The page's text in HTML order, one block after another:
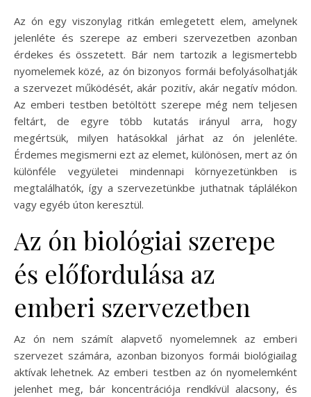
Az ón egy viszonylag ritkán emlegetett elem, amelynek
jelenléte és szerepe az emberi szervezetben azonban
érdekes és összetett. Bár nem tartozik a legismertebb
nyomelemek közé, az ón bizonyos formái befolyásolhatják
a szervezet működését, akár pozitív, akár negatív módon.
Az emberi testben betöltött szerepe még nem teljesen
feltárt, de egyre több kutatás irányul arra, hogy
megértsük, milyen hatásokkal járhat az ón jelenléte.
Érdemes megismerni ezt az elemet, különösen, mert az ón
különféle vegyületei mindennapi környezetünkben is
megtalálhatók, így a szervezetünkbe juthatnak táplálékon
vagy egyéb úton keresztül.
Az ón biológiai szerepe
és előfordulása az
emberi szervezetben
Az ón nem számít alapvető nyomelemnek az emberi
szervezet számára, azonban bizonyos formái biológiailag
aktívak lehetnek. Az emberi testben az ón nyomelemként
jelenhet meg, bár koncentrációja rendkívül alacsony, és